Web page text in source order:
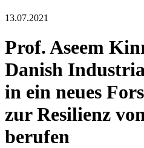
13.07.2021
Prof. Aseem
Danish
in ein neues
zur Resilienz
berufen